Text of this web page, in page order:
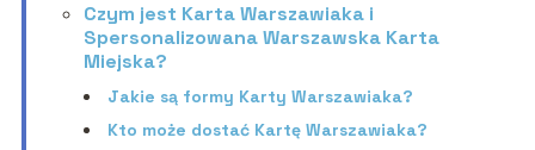
Czym jest Karta Warszawiaka i
Spersonalizowana Warszawska Karta
Miejska?
Jakie są formy Karty Warszawiaka?
Kto może dostać Kartę Warszawiaka?